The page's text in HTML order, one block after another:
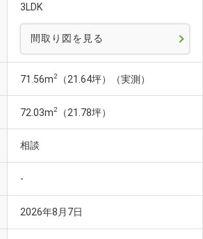
3LDK
間取り図を見る
71.56m2 （21.64坪）（実測）
72.03m2 （21.78坪）
相談
-
2026年8月7日